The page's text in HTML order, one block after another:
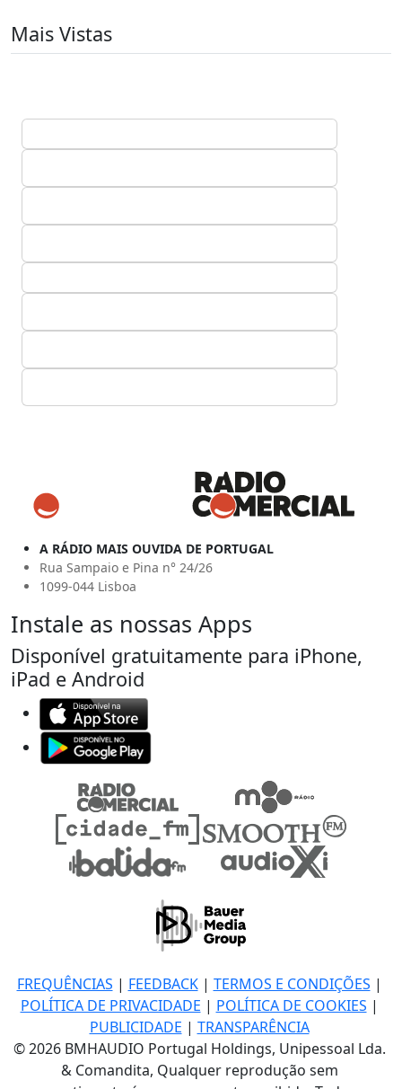
Mais Vistas
A RÁDIO MAIS OUVIDA DE PORTUGAL
Rua Sampaio e Pina n° 24/26
1099-044 Lisboa
Instale as nossas Apps
Disponível gratuitamente para iPhone,
iPad e Android
FREQUÊNCIAS | FEEDBACK| TERMOS E CONDIÇÕES |
POLÍTICA DE PRIVACIDADE | POLÍTICA DE COOKIES |
PUBLICIDADE | TRANSPARÊNCIA
© 2026 BMHAUDIO Portugal Holdings, Unipessoal Lda.
& Comandita, Qualquer reprodução sem